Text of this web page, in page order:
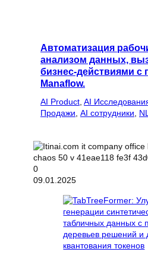
Автоматизация
анализом данных,
бизнес-действиями
Manaflow.
AI Product, AI
Продажи, AI сотрудники,
09.01.2025